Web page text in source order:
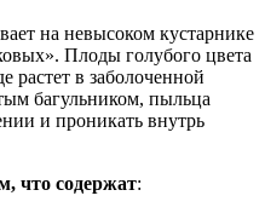
на невысоком кустарнике
Плоды голубого цвета
растет в заболоченной
багульником, пыльца
и проникать внутрь
что содержат: